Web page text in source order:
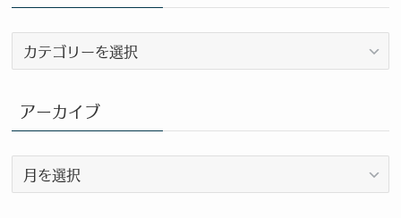
ロ
カ
テ
ゴ
リ
ー
アーカイブ
ー